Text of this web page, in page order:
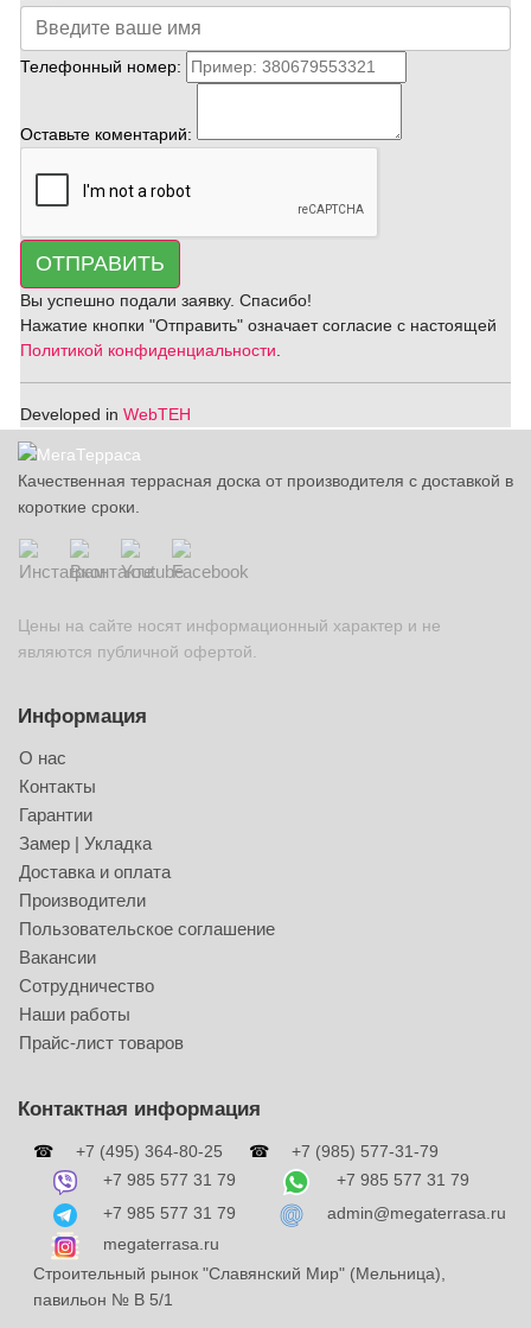
Телефонный номер:
Оставьте коментарий:
ОТПРАВИТЬ
Вы успешно подали заявку. Спасибо!
Нажатие кнопки "Отправить" означает согласие с настоящей
Политикой конфиденциальности
Developed in WebTEH
Качественная террасная доска от производителя с доставкой в
короткие сроки.
Цены на сайте носят информационный характер и не
являются публичной офертой.
Информация
О нас
Контакты
Гарантии
Замер | Укладка
Доставка и оплата
Производители
Пользовательское соглашение
Вакансии
Сотрудничество
Наши работы
Прайс-лист товаров
Контактная информация
☎ +7 (495) 364-80-25 ☎
+7 (985) 577-31-79
+7 985 577 31 79
+7 985 577 31 79
+7 985 577 31 79
admin@megaterrasa.ru
megaterrasa.ru
Строительный рынок "Славянский Мир" (Мельница),
павильон № В 5/1